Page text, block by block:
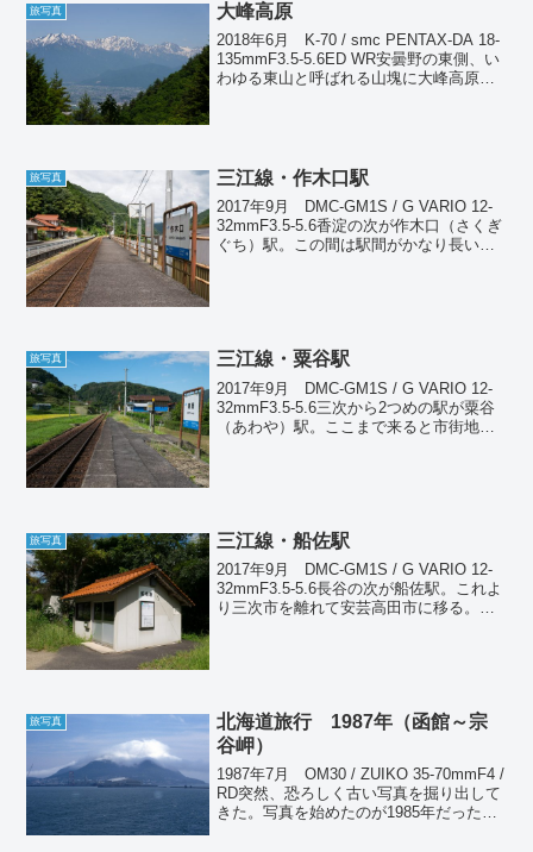
旅写真 大峰高原
2018年6月 K-70 / smc PENTAX-DA 18-
135mmF3.5-5.6ED WR安曇野の東側、い
わゆる東山と呼ばれる山塊に大峰高原と
旅写真 三江線・作木口駅
2017年9月 DMC-GM1S / G VARIO 12-
32mmF3.5-5.6香淀の次が作木口（さくぎ
ぐち）駅。この間は駅間がかなり長い。
旅写真 三江線・粟谷駅
2017年9月 DMC-GM1S / G VARIO 12-
32mmF3.5-5.6三次から2つめの駅が粟谷
（あわや）駅。ここまで来ると市街地を
旅写真 三江線・船佐駅
2017年9月 DMC-GM1S / G VARIO 12-
32mmF3.5-5.6長谷の次が船佐駅。これよ
り三次市を離れて安芸高田市に移る。こ
旅写真
北海道旅行 1987年（函館～宗
谷岬）
1987年7月 OM30 / ZUIKO 35-70mmF4 /
RD突然、恐ろしく古い写真を掘り出して
きた。写真を始めたのが1985年だったか